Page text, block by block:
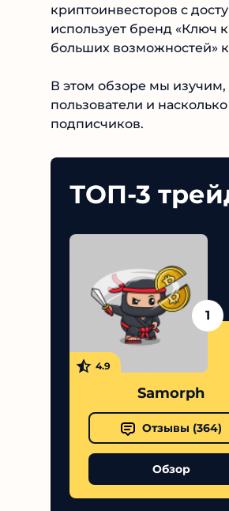
криптоинвесторов с
использует бренд «Ключ
больших возможностей»
В этом обзоре мы изучим,
пользователи и
подписчиков.
ТОП-3
1
4.9
Samorph
Отзывы ( 364)
Обзор